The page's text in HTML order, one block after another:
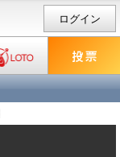
ログイン